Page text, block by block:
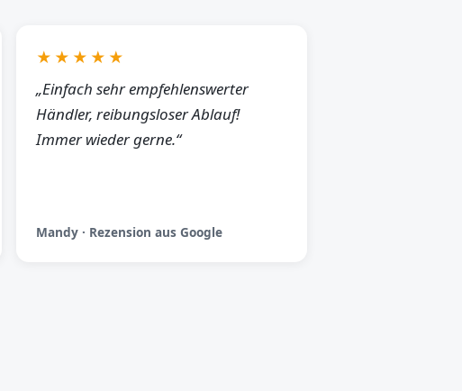
★★★★★
„Einfach sehr empfehlenswerter
Händler, reibungsloser Ablauf!
Immer wieder gerne.“
Mandy · Rezension aus Google